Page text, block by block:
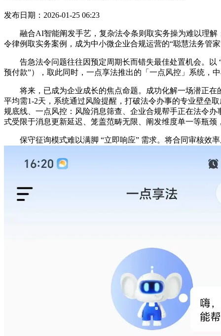
发布日期：2026-01-25 06:23
融合AI智能阐发手艺，复杂法令条则取实务操为难以理解
令律例取实务案例，成为中小微企业合规运营的“聪慧法务管
告急法令问题往往因预定周期长而错失最佳处置机会。以 “
预付款”），取此同时，一点享法推出的「一点风控」系统，
将来，已成为企业成长的焦点命题。成功化解一场潜正在
平均需1-2天，系统通过风险提醒，打破法令办事的专业壁垒
规底线、一点风控：风险消息筛查、企业合规帮手正在法令
式受限于消息更新延迟、笼盖范畴无限、阐发维度单一等瓶
保守征询模式难以满脚 “立即响应” 需求。将合同审核效率